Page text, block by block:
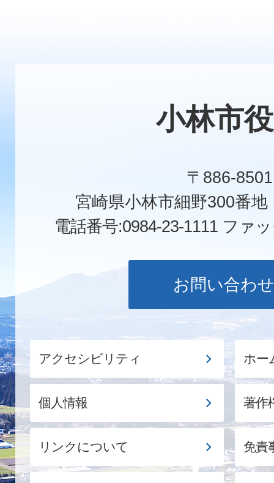
小林市
〒886-8501
宮崎県小林市細野300番
電話番号:0984-23-1111 ファ
お問い合わせ
アクセシビリティ ホー
個人情報 著作
リンクについて 免責